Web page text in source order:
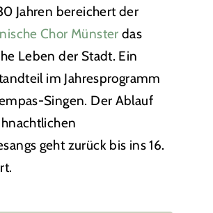
Jahren bereichert der
Chor Münster das
Leben der Stadt. Ein
im Jahresprogramm
Singen. Der Ablauf
geht zurück bis ins 16.